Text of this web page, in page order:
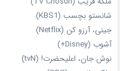
شانستو بچسب (KBS1)
جینی، آرزو کن (Netflix)
آشوب (Disney+)
نوش جان، اعلیحضرت! (tvN)